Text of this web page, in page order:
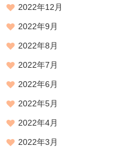
2022年12月
2022年9月
2022年8月
2022年7月
2022年6月
2022年5月
2022年4月
2022年3月